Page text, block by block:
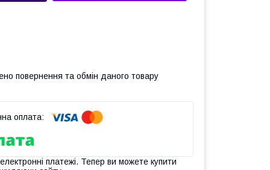
повернення та обмін даного товару
платежі. Тепер ви можете купити